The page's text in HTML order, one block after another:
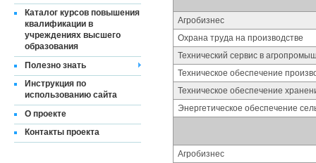
Каталог курсов повышения
квалификации в
учреждениях высшего
образования
Полезно знать
Инструкция по
использованию сайта
О проекте
Контакты проекта
Агробизнес
Охрана труда на производстве
Технический сервис в
Техническое обеспечение
Техническое обеспечение
Энергетическое обеспечение
Агробизнес